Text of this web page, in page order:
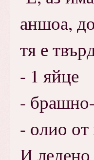
аншоа,
тя е
- 1 яйце
-
- олио
И ледено